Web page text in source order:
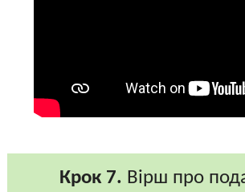
Крок 7. Вірш про